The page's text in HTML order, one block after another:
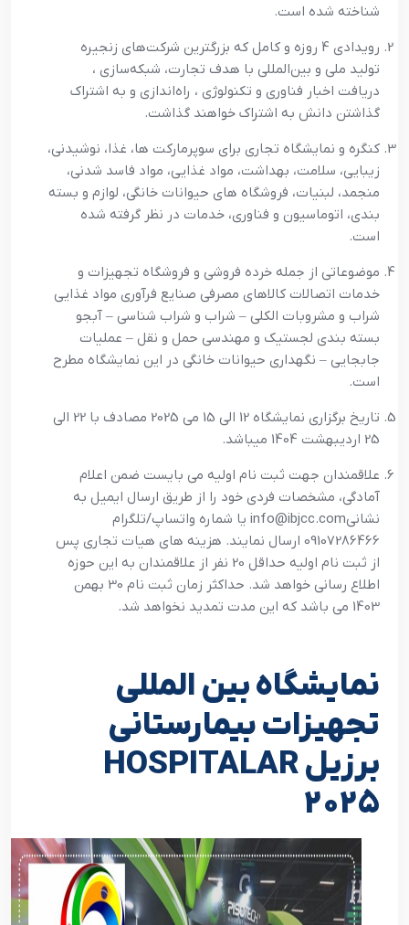
شناخته شده است.
رویدادی 4 روزه و کامل که بزرگترین شرکت‌های زنجیره
تولید ملی و بین‌المللی با هدف تجارت، شبکه‌سازی ،
دریافت اخبار فناوری و تکنولوژی ، راه‌اندازی و به اشتراک
گذاشتن دانش به اشتراک خواهند گذاشت.
کنگره و نمایشگاه تجاری برای سوپرمارکت ها، غذا، نوشیدنی،
زیبایی، سلامت، بهداشت، مواد غذایی، مواد فاسد شدنی،
منجمد، لبنیات، فروشگاه های حیوانات خانگی، لوازم و بسته
بندی، اتوماسیون و فناوری، خدمات در نظر گرفته شده
است.
موضوعاتی از جمله خرده فروشی و فروشگاه تجهیزات و
خدمات اتصالات کالاهای مصرفی صنایع فرآوری مواد غذایی
شراب و مشروبات الکلی – شراب و شراب شناسی – آبجو
بسته بندی لجستیک و مهندسی حمل و نقل – عملیات
جابجایی – نگهداری حیوانات خانگی در این نمایشگاه مطرح
است.
تاریخ برگزاری نمایشگاه 12 الی 15 می 2025 مصادف با 22 الی
25 اردیبهشت 1404 میباشد.
علاقمندان جهت ثبت نام اولیه می بایست ضمن اعلام
آمادگی، مشخصات فردی خود را از طریق ارسال ایمیل به
نشانیinfo@ibjcc.com یا شماره واتساپ/تلگرام
09107286466 ارسال نمایند. هزینه های هیات تجاری پس
از ثبت نام اولیه حداقل 20 نفر از علاقمندان به این حوزه
اطلاع رسانی خواهد شد. حداکثر زمان ثبت نام 30 بهمن
1403 می باشد که این مدت تمدید نخواهد شد.
نمایشگاه بین المللی
تجهیزات بیمارستانی
برزیل HOSPITALAR
2025